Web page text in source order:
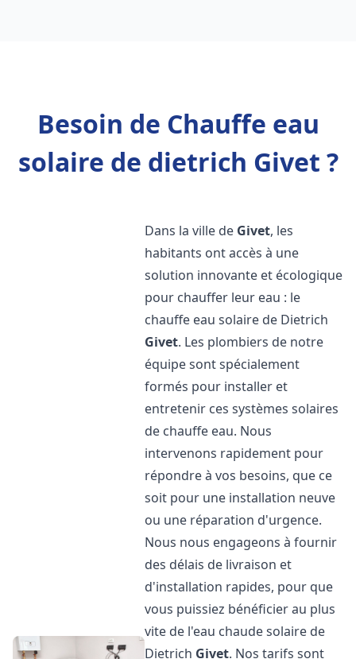
Besoin de Chauffe eau
solaire de dietrich Givet ?
Dans la ville de Givet, les
habitants ont accès à une
solution innovante et écologique
pour chauffer leur eau : le
chauffe eau solaire de Dietrich
Givet. Les plombiers de notre
équipe sont spécialement
formés pour installer et
entretenir ces systèmes solaires
de chauffe eau. Nous
intervenons rapidement pour
répondre à vos besoins, que ce
soit pour une installation neuve
ou une réparation d'urgence.
Nous nous engageons à fournir
des délais de livraison et
d'installation rapides, pour que
vous puissiez bénéficier au plus
vite de l'eau chaude solaire de
Dietrich Givet. Nos tarifs sont